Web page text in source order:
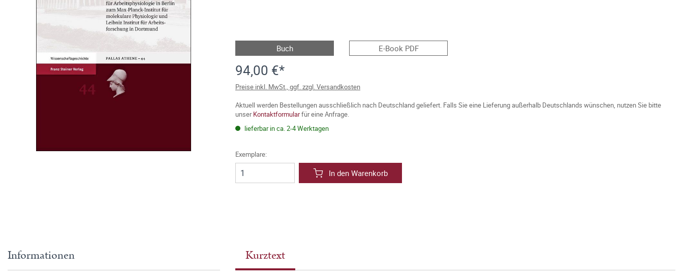
Buch E-Book PDF
94,00 €*
Preise inkl. MwSt., ggf. zzgl. Versandkosten
Aktuell werden Bestellungen ausschließlich nach Deutschland geliefert. Falls Sie eine Lieferung außerhalb Deutschlands wünschen, nutzen Sie bitte
unserKontaktformularfür eine Anfrage.
lieferbar in ca. 2-4 Werktagen
Exemplare:
In den Warenkorb
Kurztext
Informationen